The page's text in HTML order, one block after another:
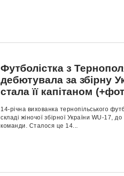
Футболістка з
дебютувала за збірну
стала її капітаном
14-річна вихованка тернопільського
складі жіночої збірної України WU-17,
команди. Сталося це 14...